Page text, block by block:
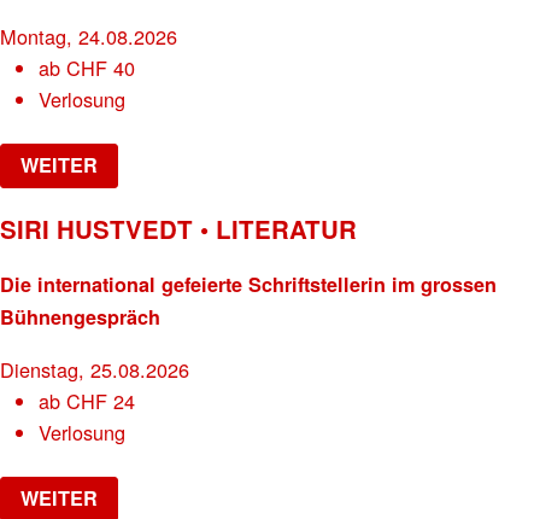
Montag, 24.08.2026
abCHF 40
Verlosung
WEITER
SIRI HUSTVEDT • LITERATUR
Die international gefeierte Schriftstellerin im grossen
Bühnengespräch
Dienstag, 25.08.2026
abCHF 24
Verlosung
WEITER